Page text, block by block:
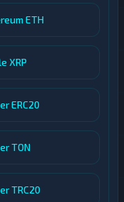
ETH
XRP
ERC20
TON
TRC20